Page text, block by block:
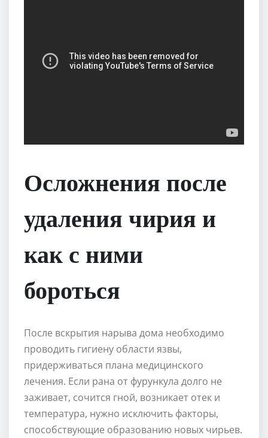
Осложнения после
удаления чирия и
как с ними
бороться
После вскрытия нарыва дома необходимо
проводить гигиену области язвы,
придерживаться плана медицинского
лечения. Если рана от фурункула долго не
заживает, сочится гной, возникает отек и
температура, нужно исключить факторы,
способствующие образованию новых чирьев.